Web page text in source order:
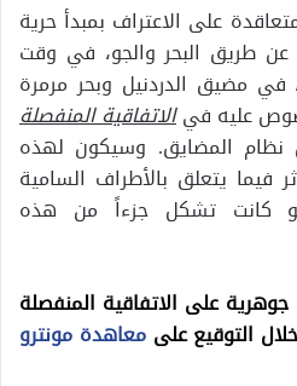
على الاعتراف بمبدأ حرية
عن طريق البحر والجو، في وقت
مضيق الدردنيل وبحر مرمرة
عليه فيالاتفاقية المنفصلة
نظام المضايق. وسيكون لهذه
فيما يتعلق بالأطراف السامية
لو كانت تشكل جزءاً من هذه
على الاتفاقية المنفصلة
التوقيع علىمعاهدة مونترو